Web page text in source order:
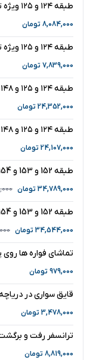
طبقه ۱۲۴ و ۱۲۵ ویژه تماشای طلوع خورشید - بزرگسال
8,084,000 تومان
طبقه ۱۲۴ و ۱۲۵ ویژه تماشای طلوع خورشید - کودک
7,839,000 تومان
طبقه ۱۲۴ و ۱۲۵ و ۱۴۸ ساعت پیک - بزرگسال
24,352,000 تومان
طبقه ۱۲۴ و ۱۲۵ و ۱۴۸ ساعت پیک - کودک
24,107,000 تومان
طبقه 152 و 153 و 154 - بزرگسال
34,789,000 تومان
طبقه 152 و 153 و 154 - کودک
34,544,000 تومان
تماشای فواره ها روی
979,000 تومان
قایق سواری در
3,478,000 تومان
ترانسفر رفت و
8,819,000 تومان